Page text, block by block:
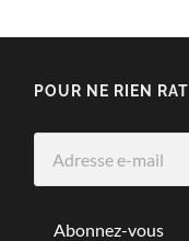
POUR NE RIEN
Abonnez-vous